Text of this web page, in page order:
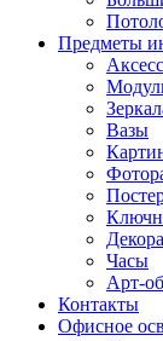
Предметы
Вазы
Часы
Арт-
Контакты
Офисное